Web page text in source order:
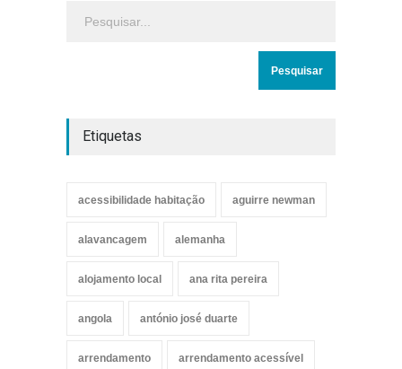
Etiquetas
acessibilidade habitação aguirre newman
alavancagem alemanha
alojamento local ana rita pereira
angola antónio josé duarte
arrendamento arrendamento acessível